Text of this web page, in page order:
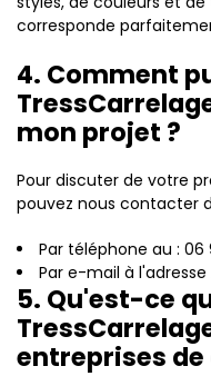
corresponde
4. Comment
mon projet ?
Pour discuter de votre
pouvez nous contacter
Par téléphone au : 06
Par e-mail à l'adresse
5. Qu'est-ce
entreprises de